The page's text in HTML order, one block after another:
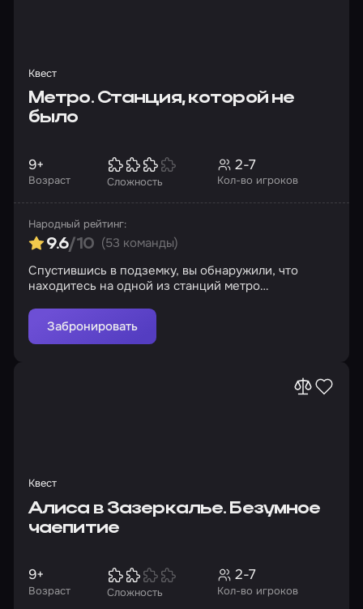
Квест
Метро. Станция, которой не
было
Возраст
9+
Сложность Кол-во игроков
2-7
Народный рейтинг:
9.6/10 (53 команды)
Спустившись в подземку, вы обнаружили, что
находитесь на одной из станций метро
захлопнулась, и вы оказались заблокированы в
этом вагоне. Ваша задача – как можно скорее
найти способ выбраться наружу, постаравшись при
Забронировать
Квест
Алиса в Зазеркалье. Безумное
чаепитие
Возраст
9+
Сложность Кол-во игроков
2-7